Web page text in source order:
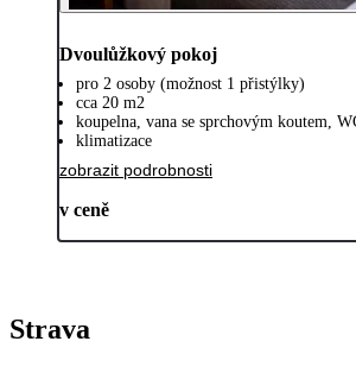
Dvoulůžkový pokoj
pro 2 osoby (možnost 1 přistýlky)
cca 20 m2
koupelna, vana se sprchovým koutem,
klimatizace
zobrazit podrobnosti
v ceně
Strava